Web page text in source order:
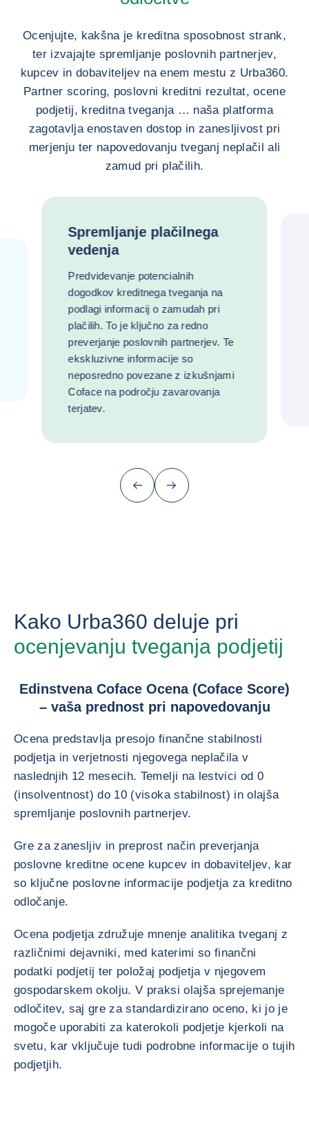
Ocenjujte, kakšna je kreditna sposobnost strank,
ter izvajajte spremljanje poslovnih partnerjev,
kupcev in dobaviteljev na enem mestu z Urba360.
Partner scoring, poslovni kreditni rezultat, ocene
podjetij, kreditna tveganja … naša platforma
zagotavlja enostaven dostop in zanesljivost pri
merjenju ter napovedovanju tveganj neplačil ali
zamud pri plačilih.
Spremljanje plačilnega
vedenja
Predvidevanje potencialnih
dogodkov kreditnega tveganja na
podlagi informacij o zamudah pri
plačilih. To je ključno za redno
preverjanje poslovnih partnerjev. Te
ekskluzivne informacije so
neposredno povezane z izkušnjami
Coface na področju zavarovanja
terjatev.
Prejšnji (vrnite se na zadnjo postavko)
Naslednji
Kako Urba360 deluje pri
ocenjevanju tveganja podjetij
Edinstvena Coface Ocena (Coface Score)
– vaša prednost pri napovedovanju
Ocena predstavlja presojo finančne stabilnosti
podjetja in verjetnosti njegovega neplačila v
naslednjih 12 mesecih. Temelji na lestvici od 0
(insolventnost) do 10 (visoka stabilnost) in olajša
spremljanje poslovnih partnerjev.
Gre za zanesljiv in preprost način preverjanja
poslovne kreditne ocene kupcev in dobaviteljev, kar
so ključne poslovne informacije podjetja za kreditno
odločanje.
Ocena podjetja združuje mnenje analitika tveganj z
različnimi dejavniki, med katerimi so finančni
podatki podjetij ter položaj podjetja v njegovem
gospodarskem okolju. V praksi olajša sprejemanje
odločitev, saj gre za standardizirano oceno, ki jo je
mogoče uporabiti za katerokoli podjetje kjerkoli na
svetu, kar vključuje tudi podrobne informacije o tujih
podjetjih.